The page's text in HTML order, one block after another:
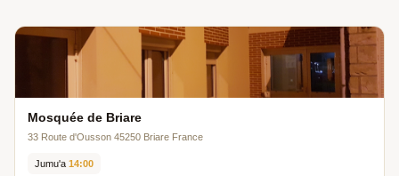
Mosquée de Briare
33 Route d'Ousson 45250 Briare France
Jumu'a 14:00